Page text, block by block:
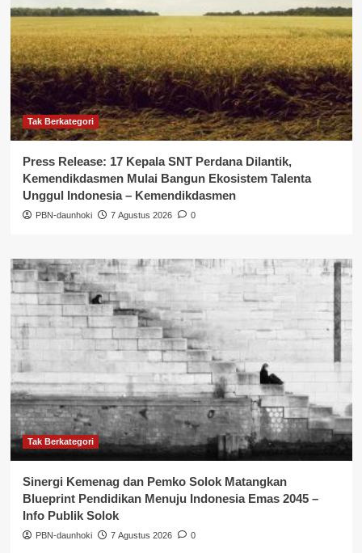
Tak Berkategori
Press Release: 17 Kepala SNT Perdana Dilantik,
Kemendikdasmen Mulai Bangun Ekosistem Talenta
Unggul Indonesia – Kemendikdasmen
PBN-daunhoki 7 Agustus 2026 0
Tak Berkategori
Sinergi Kemenag dan Pemko Solok Matangkan
Blueprint Pendidikan Menuju Indonesia Emas 2045 –
Info Publik Solok
PBN-daunhoki 7 Agustus 2026 0